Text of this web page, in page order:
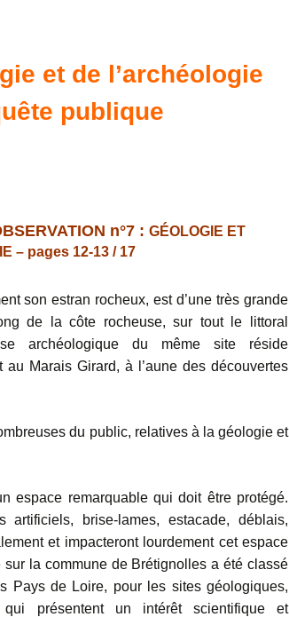
Galerie de photos
Diaporamas
Carnets de voyages
Analyse de livres, revues,
…
et de l’archéologie
publique
n°7 : GÉOLOGIE ET
– pages 12-13 / 17
son estran rocheux, est d’une très grande
de la côte rocheuse, sur tout le littoral
archéologique du même site réside
Marais Girard, à l’aune des découvertes
du public, relatives à la géologie et
espace remarquable qui doit être protégé.
artificiels, brise-lames, estacade, déblais,
et impacteront lourdement cet espace
sur la commune de Brétignolles a été classé
Pays de Loire, pour les sites géologiques,
qui présentent un intérêt scientifique et